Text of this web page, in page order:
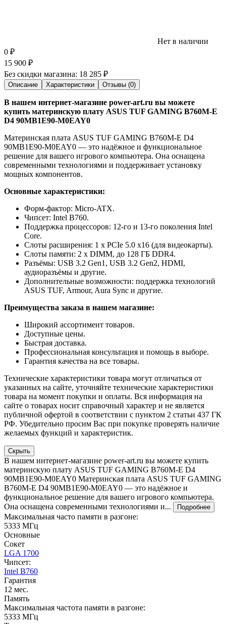
Нет в наличии
0 ₽
15 900 ₽
Без скидки магазина: 18 285 ₽
Описание Характеристики Отзывы (0)
В нашем интернет-магазине power-art.ru вы можете
купить материнскую плату ASUS TUF GAMING B760M-E
D4 90MB1E90-M0EAY0
Материнская плата ASUS TUF GAMING B760M-E D4
90MB1E90-M0EAY0 — это надёжное и функциональное
решение для вашего игрового компьютера. Она оснащена
современными технологиями и поддерживает установку
мощных компонентов.
Основные характеристики:
Форм-фактор: Micro-ATX.
Чипсет: Intel B760.
Поддержка процессоров: 12-го и 13-го поколения Intel
Core.
Слоты расширения: 1 x PCIe 5.0 x16 (для видеокарты).
Слоты памяти: 2 x DIMM, до 128 ГБ DDR4.
Разъёмы: USB 3.2 Gen1, USB 3.2 Gen2, HDMI,
аудиоразъёмы и другие.
Дополнительные возможности: поддержка технологий
ASUS TUF, Armour, Aura Sync и другие.
Преимущества заказа в нашем магазине:
Широкий ассортимент товаров.
Доступные цены.
Быстрая доставка.
Профессиональная консультация и помощь в выборе.
Гарантия качества на все товары.
Технические характеристики товара могут отличаться от
указанных на сайте, уточняйте технические характеристики
товара на момент покупки и оплаты. Вся информация на
сайте о товарах носит справочный характер и не является
публичной офертой в соответствии с пунктом 2 статьи 437 ГК
РФ. Убедительно просим Вас при покупке проверять наличие
желаемых функций и характеристик.
Скрыть
В нашем интернет-магазине power-art.ru вы можете купить
материнскую плату ASUS TUF GAMING B760M-E D4
90MB1E90-M0EAY0 Материнская плата ASUS TUF GAMING
B760M-E D4 90MB1E90-M0EAY0 — это надёжное и
функциональное решение для вашего игрового компьютера.
Она оснащена современными технологиями и...
Подробнее
Максимальная часто памяти в разгоне:
5333 МГц
Основные
Сокет
LGA 1700
Чипсет:
Intel B760
Гарантия
12 мес.
Память
Максимальная частота памяти в разгоне:
5333 МГц